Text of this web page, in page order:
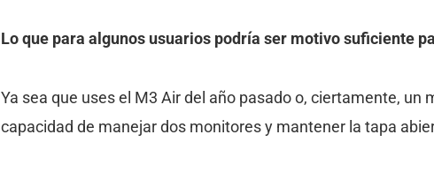
Lo que para algunos usuarios podría ser motivo suficiente
Ya sea que uses el M3 Air del año pasado o, ciertamente, un
capacidad de manejar dos monitores y mantener la tapa